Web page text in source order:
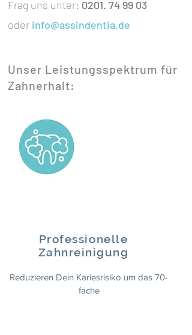
Frag uns unter: 0201. 74 99 03
oder info@assindentia.de
Unser Leistungsspektrum für
Zahnerhalt:
Professionelle
Zahnreinigung
Reduzieren Dein Kariesrisiko um das 70-
fache